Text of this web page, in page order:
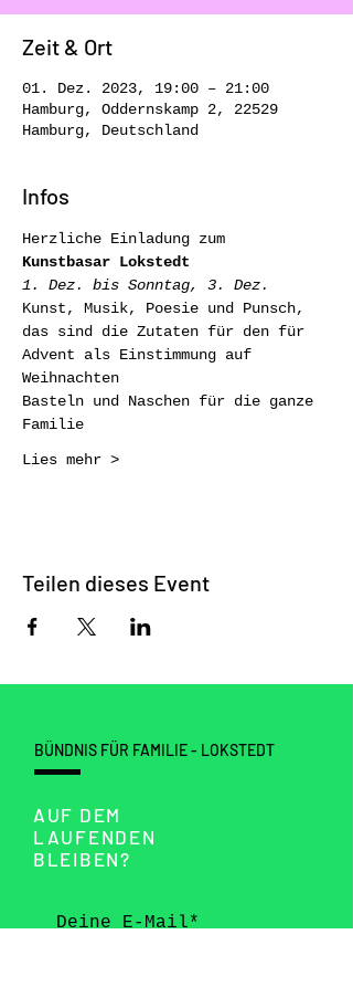
Zeit & Ort
01. Dez. 2023, 19:00 – 21:00
Hamburg, Oddernskamp 2, 22529
Hamburg, Deutschland
Infos
Herzliche Einladung zum
Kunstbasar Lokstedt
1. Dez. bis Sonntag, 3. Dez.
Kunst, Musik, Poesie und Punsch,
das sind die Zutaten für den für
Advent als Einstimmung auf
Weihnachten
Basteln und Naschen für die ganze
Familie
Lies mehr >
Teilen dieses Event
BÜNDNIS FÜR FAMILIE - LOKSTEDT
AUF DEM
LAUFENDEN
BLEIBEN?